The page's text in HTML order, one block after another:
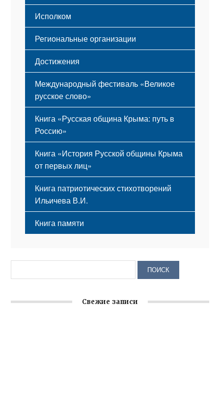
Исполком
Региональные организации
Достижения
Международный фестиваль «Великое
русское слово»
Книга «Русская община Крыма: путь в
Россию»
Книга «История Русской общины Крыма
от первых лиц»
Книга патриотических стихотворений
Ильичева В.И.
Книга памяти
Свежие записи